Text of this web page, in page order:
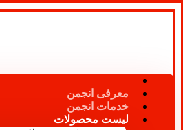
معرفی انجمن
خدمات انجمن
لیست محصولات